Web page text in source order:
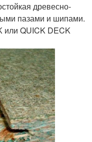
древесно-
пазами и шипами.
или QUICK DECK